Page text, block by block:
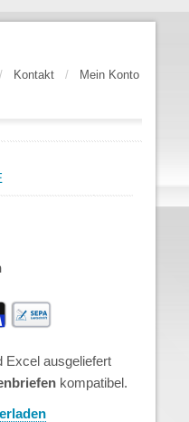
/ Kontakt / Mein Konto
Excel ausgeliefert
kompatibel.